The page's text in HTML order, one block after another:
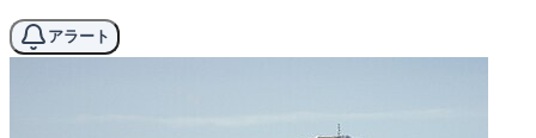
アラート